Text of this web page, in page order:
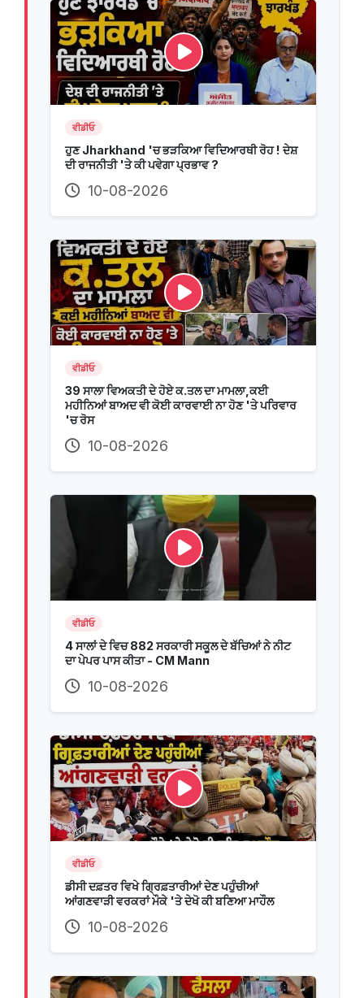
ਵੀਡੀਓ
ਹੁਣ Jharkhand 'ਚ ਭੜਕਿਆ ਵਿਦਿਆਰਥੀ ਰੋਹ ! ਦੇਸ਼
ਦੀ ਰਾਜਨੀਤੀ 'ਤੇ ਕੀ ਪਵੇਗਾ ਪ੍ਰਭਾਵ ?
10-08-2026
ਵੀਡੀਓ
39 ਸਾਲਾ ਵਿਅਕਤੀ ਦੇ ਹੋਏ ਕ.ਤਲ ਦਾ ਮਾਮਲਾ,ਕਈ
ਮਹੀਨਿਆਂ ਬਾਅਦ ਵੀ ਕੋਈ ਕਾਰਵਾਈ ਨਾ ਹੋਣ 'ਤੇ ਪਰਿਵਾਰ
'ਚ ਰੋਸ
10-08-2026
ਵੀਡੀਓ
4 ਸਾਲਾਂ ਦੇ ਵਿਚ 882 ਸਰਕਾਰੀ ਸਕੂਲ ਦੇ ਬੱਚਿਆਂ ਨੇ ਨੀਟ
ਦਾ ਪੇਪਰ ਪਾਸ ਕੀਤਾ - CM Mann
10-08-2026
ਵੀਡੀਓ
ਡੀਸੀ ਦਫ਼ਤਰ ਵਿਖੇ ਗ੍ਰਿਫ਼ਤਾਰੀਆਂ ਦੇਣ ਪਹੁੰਚੀਆਂ
ਆਂਗਣਵਾੜੀ ਵਰਕਰਾਂ ਮੌਕੇ 'ਤੇ ਦੇਖੋ ਕੀ ਬਣਿਆ ਮਾਹੌਲ
10-08-2026